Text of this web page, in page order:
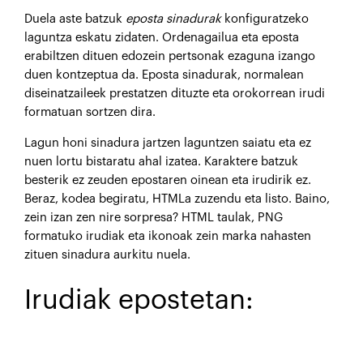
Duela aste batzuk eposta sinadurakkonfiguratzeko
laguntza eskatu zidaten. Ordenagailua eta eposta
erabiltzen dituen edozein pertsonak ezaguna izango
duen kontzeptua da. Eposta sinadurak, normalean
diseinatzaileek prestatzen dituzte eta orokorrean irudi
formatuan sortzen dira.
Lagun honi sinadura jartzen laguntzen saiatu eta ez
nuen lortu bistaratu ahal izatea. Karaktere batzuk
besterik ez zeuden epostaren oinean eta irudirik ez.
Beraz, kodea begiratu, HTMLa zuzendu eta listo. Baino,
zein izan zen nire sorpresa? HTML taulak, PNG
formatuko irudiak eta ikonoak zein marka nahasten
zituen sinadura aurkitu nuela.
Irudiak epostetan: